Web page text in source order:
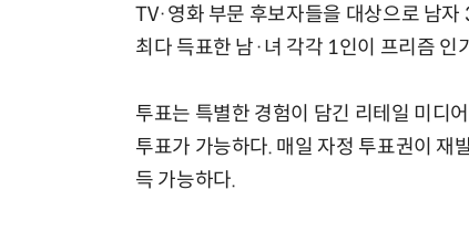
TV·영화 부문 후보자들을 대상으로 남
최다 득표한 남·녀 각각 1인이 프리즘 인
투표는 특별한 경험이 담긴 리테일 미디
투표가 가능하다. 매일 자정 투표권이 재
득 가능하다.